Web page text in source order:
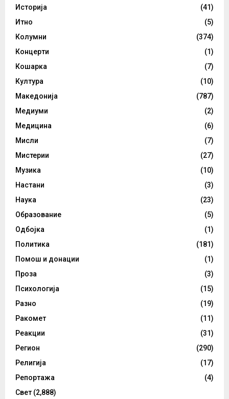
Историја
(41)
Итно
(5)
Колумни
(374)
Концерти
(1)
Кошарка
(7)
Култура
(10)
Македонија
(787)
Медиуми
(2)
Медицина
(6)
Мисли
(7)
Мистерии
(27)
Музика
(10)
Настани
(3)
Наука
(23)
Образование
(5)
Одбојка
(1)
Политика
(181)
Помош и донации
(1)
Проза
(3)
Психологија
(15)
Разно
(19)
Ракомет
(11)
Реакции
(31)
Регион
(290)
Религија
(17)
Репортажа
(4)
Свет (2,888)